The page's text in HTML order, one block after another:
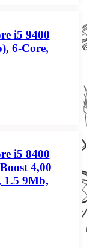
i5 9400
6-Core,
i5 8400
4,00
1.5 9Mb,